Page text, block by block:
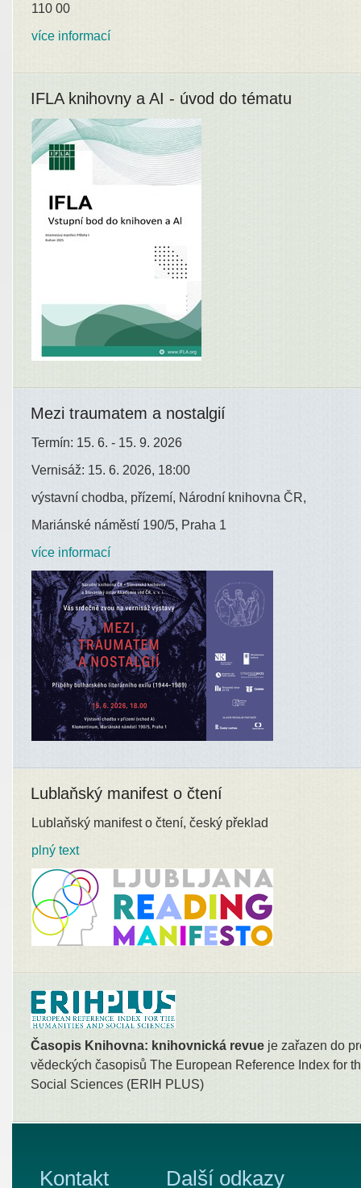
110 00
více informací
IFLA knihovny a AI - úvod do tématu
Mezi traumatem a nostalgií
Termín: 15. 6. - 15. 9. 2026
Vernisáž: 15. 6. 2026, 18:00
výstavní chodba, přízemí, Národní knihovna ČR,
Mariánské náměstí 190/5, Praha 1
více informací
Lublaňský manifest o čtení
Lublaňský manifest o čtení, český překlad
plný text
Časopis Knihovna: knihovnická revue je zařazen do
vědeckých časopisů The European Reference Index for
Social Sciences (ERIH PLUS)
Kontakt Další odkazy